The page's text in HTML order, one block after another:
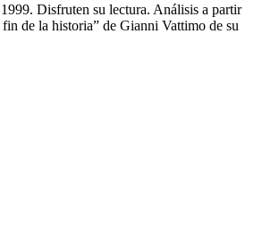
Disfruten su lectura. Análisis a partir
de la historia” de Gianni Vattimo de su